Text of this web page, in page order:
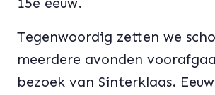
Tegenwoordig zetten we
meerdere avonden
bezoek van Sinterklaas.